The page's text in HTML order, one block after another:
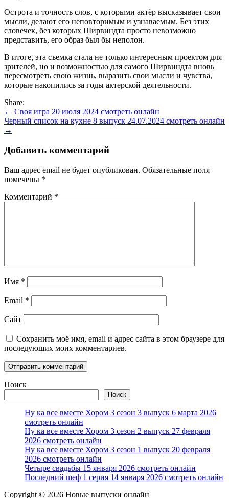
Острота и точность слов, с которыми актёр высказывает свои
мысли, делают его неповторимым и узнаваемым. Без этих
словечек, без которых Ширвиндта просто невозможно
представить, его образ был бы неполон.
В итоге, эта съемка стала не только интересным проектом для
зрителей, но и возможностью для самого Ширвиндта вновь
пересмотреть свою жизнь, выразить свои мысли и чувства,
которые накопились за годы актерской деятельности.
Share:
Навигация
по
← Своя игра 20 июля 2024 смотреть онлайн
Черный список на кухне 8 выпуск 24.07.2024 смотреть онлайн
→
Добавить комментарий
Ваш адрес email не будет опубликован. Обязательные поля
помечены *
Комментарий *
Имя *
Email *
Сайт
Сохранить моё имя, email и адрес сайта в этом браузере для
последующих моих комментариев.
Поиск
Поиск
Ну ка все вместе Хором 3 сезон 3 выпуск 6 марта 2026
смотреть онлайн
Ну ка все вместе Хором 3 сезон 2 выпуск 27 февраля
2026 смотреть онлайн
Ну ка все вместе Хором 3 сезон 1 выпуск 20 февраля
2026 смотреть онлайн
Четыре свадьбы 15 января 2026 смотреть онлайн
Последний шеф 1 серия 14 января 2026 смотреть онлайн
Copyright © 2026 Новые выпуски онлайн